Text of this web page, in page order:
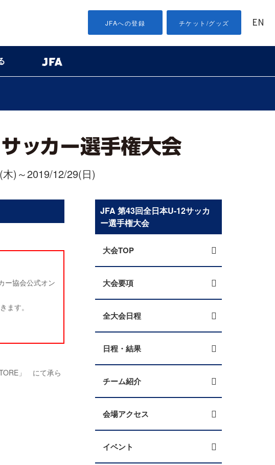
JFAへの登録 チケット/グッズ EN
)～2019/12/29(日)
ー協会公式オン
ます。
」 にて承ら
JFA 第43回全日本U-12サッカ
ー選手権大会
大会TOP
大会要項
全大会日程
日程・結果
チーム紹介
会場アクセス
イベント